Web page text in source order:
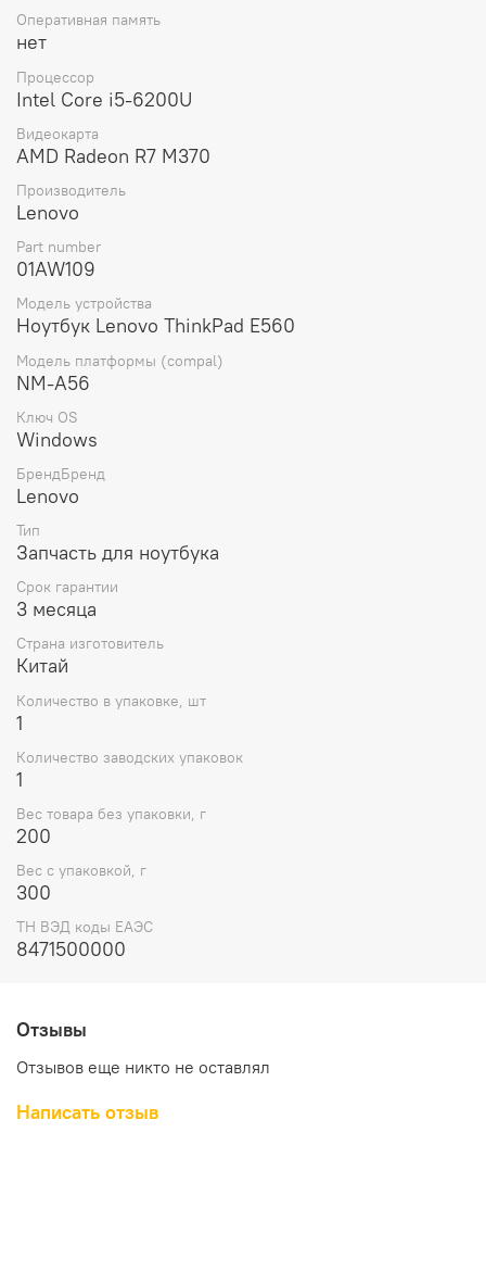
В комплект поставки материнской платы входит сама
материнская плата, что позволяет сэкономить на
дополнительных аксессуарах.
Вес материнской платы составляет всего 300 грамм,
что делает ее легкой и удобной для транспортировки и
Выбирая материнскую плату для ноутбука Lenovo
ThinkPad E560 NM-A56 Intel Core i5-6200U Radeon R7
M370 TPM WIN (01AW109), вы получаете оригинальную
обеспечит стабильную и надежную работу вашего
устройства.
Оперативная память
нет
Процессор
Intel Core i5-6200U
Видеокарта
AMD Radeon R7 M370
Производитель
Lenovo
Part number
01AW109
Модель устройства
Ноутбук Lenovo ThinkPad E560
Модель платформы (compal)
NM-A56
Ключ OS
Windows
БрендБренд
Lenovo
Тип
Запчасть для ноутбука
Срок гарантии
3 месяца
Страна изготовитель
Китай
Количество в упаковке, шт
1
Количество заводских упаковок
1
Вес товара без упаковки, г
200
Вес с упаковкой, г
300
ТН ВЭД коды ЕАЭС
8471500000
Отзывы
Отзывов еще никто не оставлял
Написать отзыв